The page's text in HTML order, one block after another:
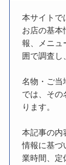
本サイトで
お店の基本
報、メニュ
囲で調査し
名物・ご当
では、その
ります。
本記事の内
情報に基づ
業時間、定